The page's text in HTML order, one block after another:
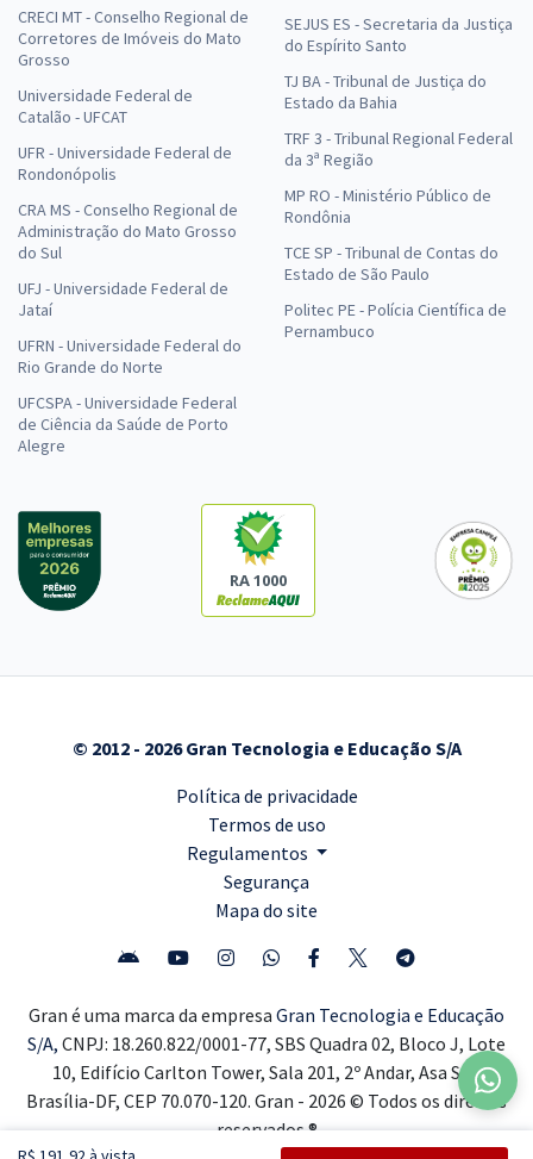
CRECI MT - Conselho Regional de
Corretores de Imóveis do Mato
Grosso
Universidade Federal de
Catalão - UFCAT
UFR - Universidade Federal de
Rondonópolis
CRA MS - Conselho Regional de
Administração do Mato Grosso
do Sul
UFJ - Universidade Federal de
Jataí
UFRN - Universidade Federal do
Rio Grande do Norte
UFCSPA - Universidade Federal
de Ciência da Saúde de Porto
Alegre
SEJUS ES - Secretaria da Justiça
do Espírito Santo
TJ BA - Tribunal de Justiça do
Estado da Bahia
TRF 3 - Tribunal Regional Federal
da 3ª Região
MP RO - Ministério Público de
Rondônia
TCE SP - Tribunal de Contas do
Estado de São Paulo
Politec PE - Polícia Científica de
Pernambuco
RA 1000
© 2012 - 2026 Gran Tecnologia e Educação S/A
Política de privacidade
Termos de uso
Regulamentos
Segurança
Mapa do site
Gran é uma marca da empresa Gran Tecnologia e Educação
S/A, CNPJ: 18.260.822/0001-77, SBS Quadra 02, Bloco J, Lote
10, Edifício Carlton Tower, Sala 201, 2º Andar, Asa Sul,
Brasília-DF, CEP 70.070-120. Gran - 2026 © Todos os direitos
reservados ®